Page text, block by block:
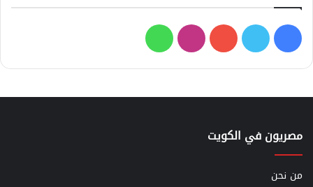
فيسبوك
تويتر يوتيوبانستقرامواتساب
مصريون في الكويت
من نحن